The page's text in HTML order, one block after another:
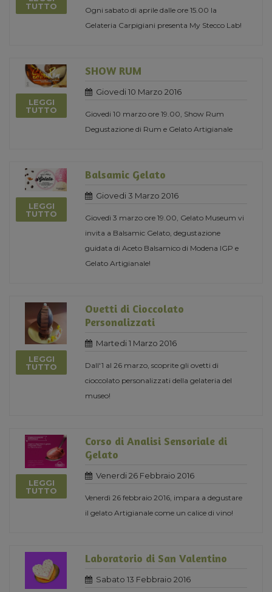
TUTTO
Ogni sabato di aprile dalle ore 15.00 la
Gelateria Carpigiani presenta My Stecco Lab!
LEGGI
TUTTO
SHOW RUM
Giovedi 10 Marzo 2016
Giovedi 10 marzo ore 19.00, Show Rum
Degustazione di Rum e Gelato Artigianale
LEGGI
TUTTO
Balsamic Gelato
Giovedi 3 Marzo 2016
Giovedì 3 marzo ore 19.00, Gelato Museum vi
invita a Balsamic Gelato, degustazione
guidata di Aceto Balsamico di Modena IGP e
Gelato Artigianale!
LEGGI
TUTTO
Ovetti di Cioccolato
Personalizzati
Martedi 1 Marzo 2016
Dall'1 al 26 marzo, scoprite gli ovetti di
cioccolato personalizzati della gelateria del
museo!
LEGGI
TUTTO
Corso di Analisi Sensoriale di
Gelato
Venerdi 26 Febbraio 2016
Venerdì 26 febbraio 2016, impara a degustare
il gelato Artigianale come un calice di vino!
Laboratorio di San Valentino
Sabato 13 Febbraio 2016